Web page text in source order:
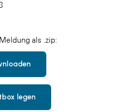
als .zip:
legen